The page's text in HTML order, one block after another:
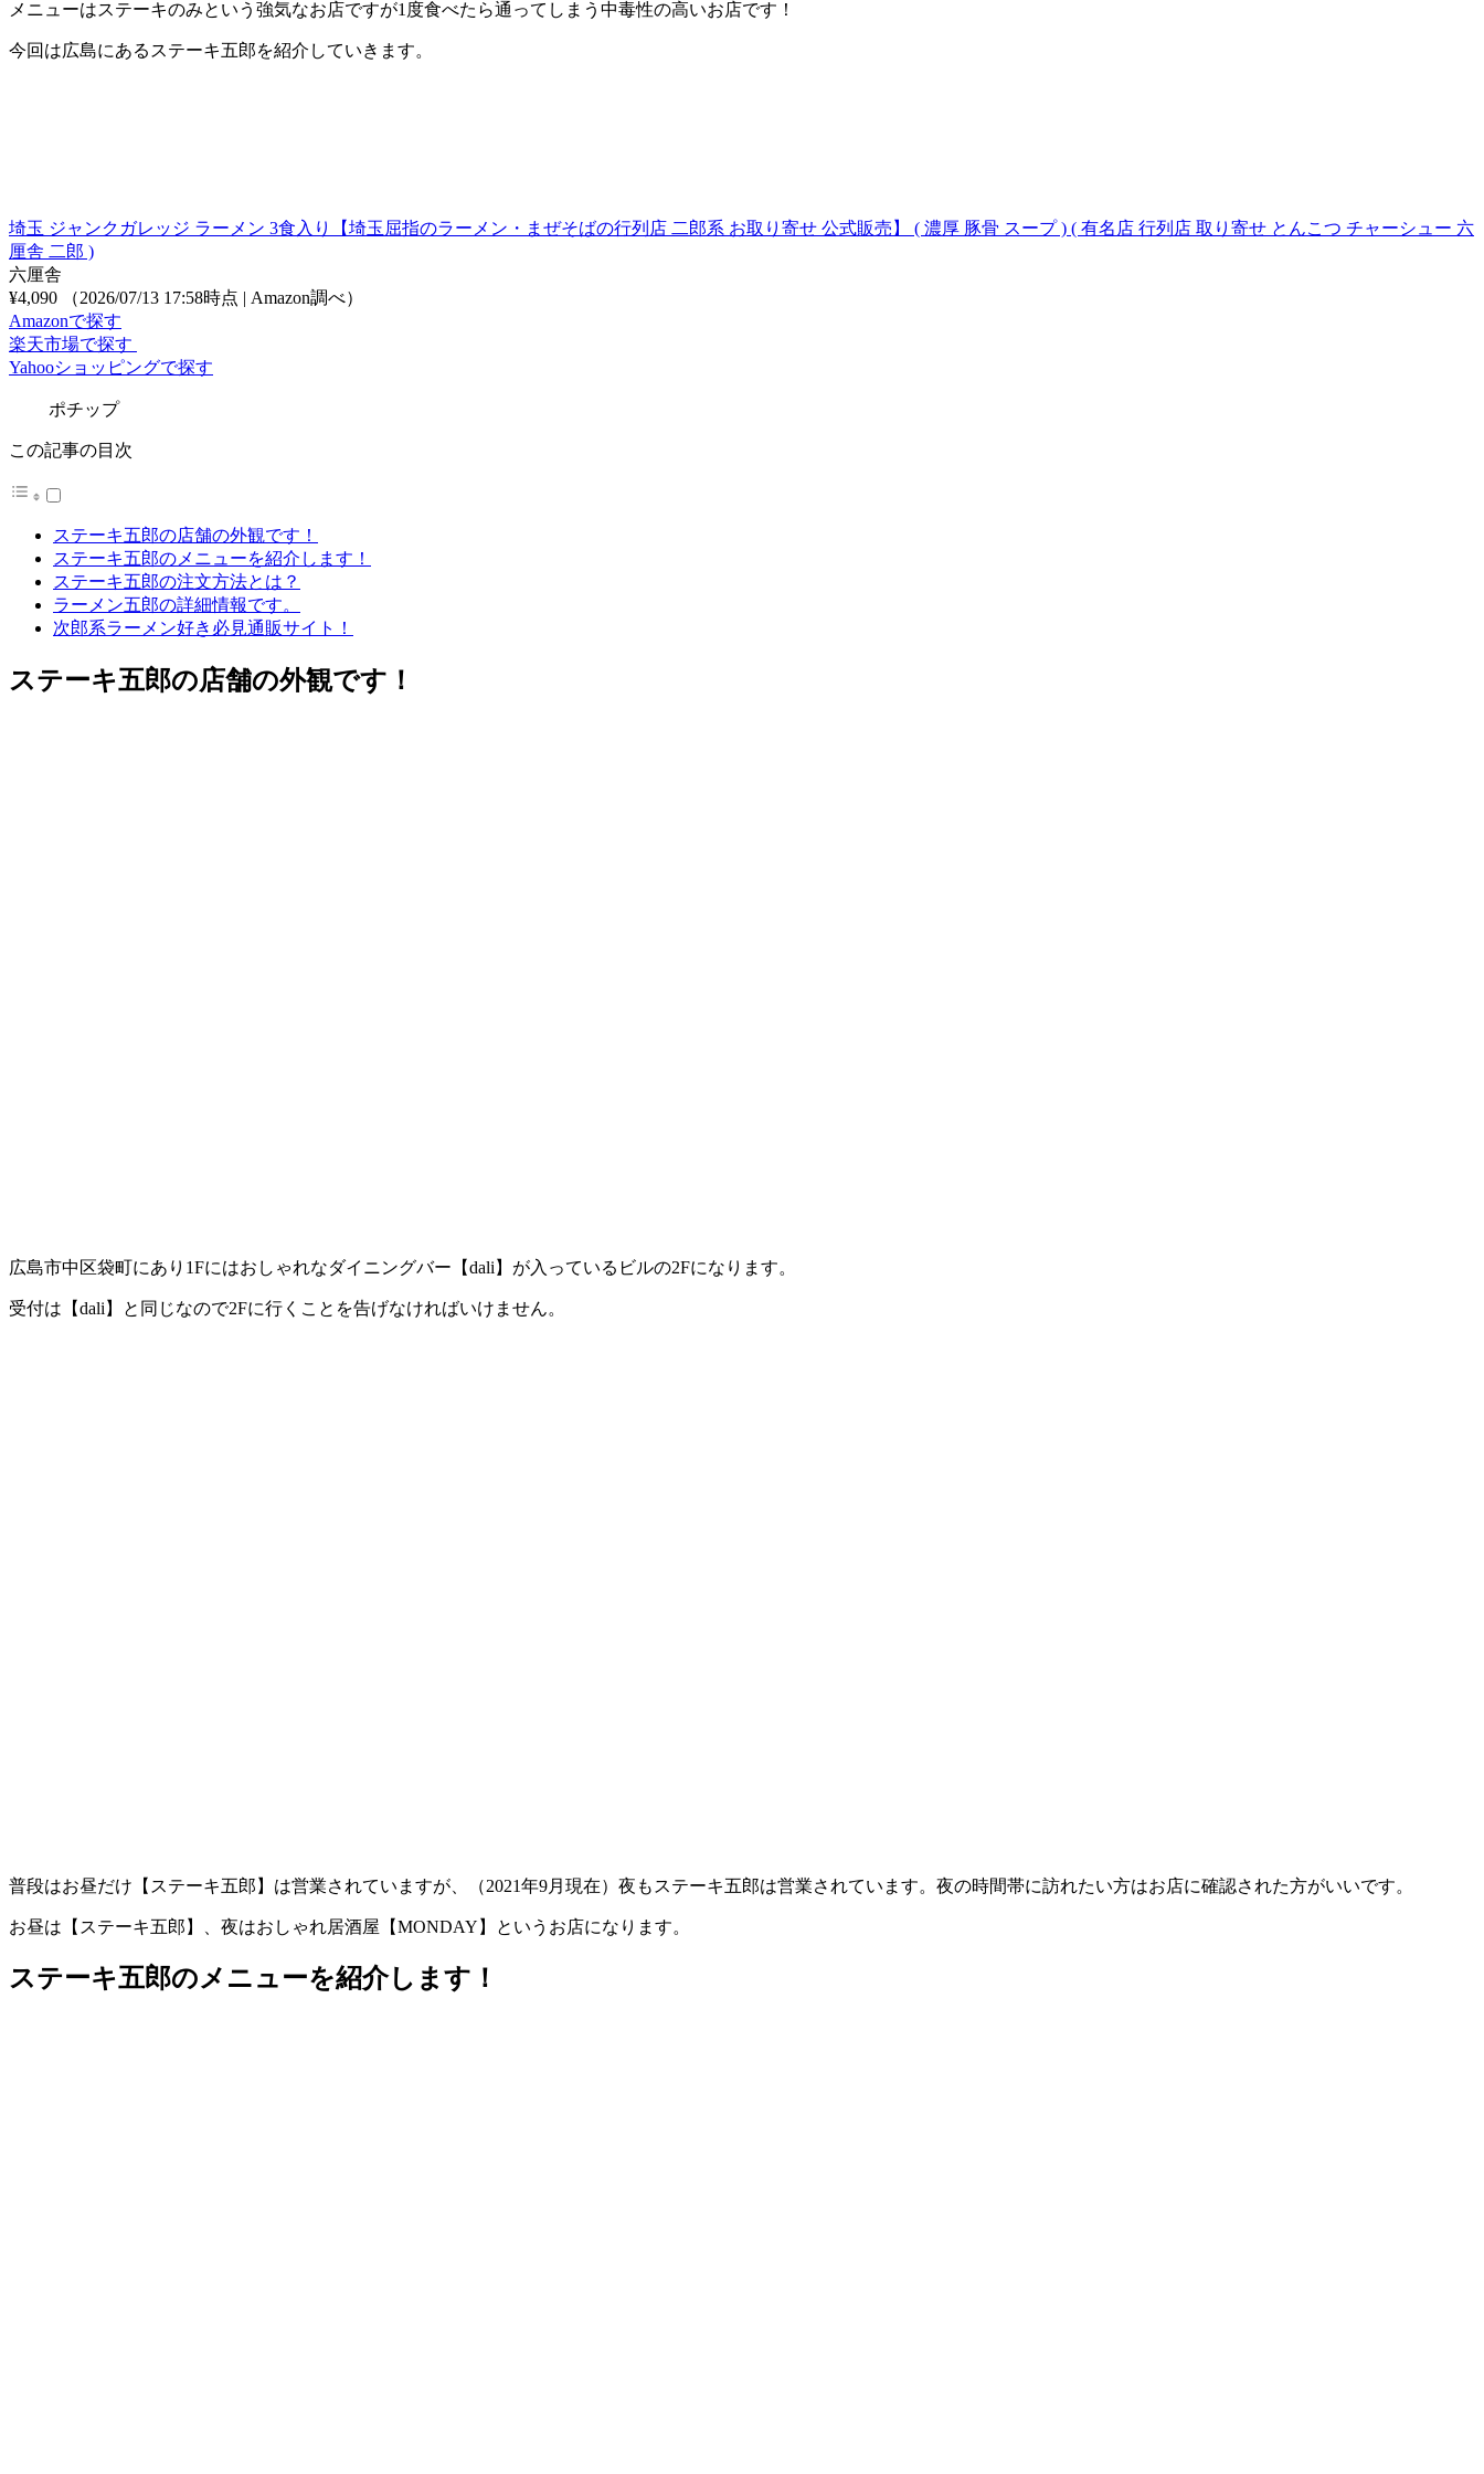
メニューはステーキのみという強気なお店ですが1度食べたら通ってしまう中毒性の高いお店です！
今回は広島にあるステーキ五郎を紹介していきます。
埼玉 ジャンクガレッジ ラーメン 3食入り【埼玉屈指のラーメン・まぜそばの行列店 二郎系 お取り寄せ 公式販売】 ( 濃厚 豚骨 スープ ) ( 有名店 行列店 取り寄せ とんこつ チャーシュー 六
厘舎 二郎 )
六厘舎
¥4,090
（2026/07/13 17:58時点 | Amazon調べ）
Amazonで探す
楽天市場で探す
Yahooショッピングで探す
ポチップ
この記事の目次
ステーキ五郎の店舗の外観です！
ステーキ五郎のメニューを紹介します！
ステーキ五郎の注文方法とは？
ラーメン五郎の詳細情報です。
次郎系ラーメン好き必見通販サイト！
ステーキ五郎の店舗の外観です！
広島市中区袋町にあり1Fにはおしゃれなダイニングバー【dali】が入っているビルの2Fになります。
受付は【dali】と同じなので2Fに行くことを告げなければいけません。
普段はお昼だけ【ステーキ五郎】は営業されていますが、（2021年9月現在）夜もステーキ五郎は営業されています。夜の時間帯に訪れたい方はお店に確認された方がいいです。
お昼は【ステーキ五郎】、夜はおしゃれ居酒屋【MONDAY】というお店になります。
ステーキ五郎のメニューを紹介します！